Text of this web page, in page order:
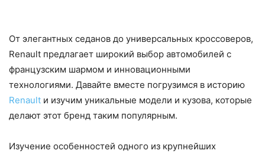
От элегантных седанов до универсальных кроссоверов,
Renault предлагает широкий выбор автомобилей с
французским шармом и инновационными
технологиями. Давайте вместе погрузимся в историю
Renault и изучим уникальные модели и кузова, которые
делают этот бренд таким популярным.
Изучение особенностей одного из крупнейших